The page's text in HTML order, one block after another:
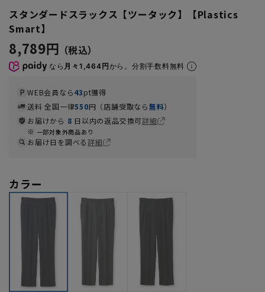
スタンダードスラックス【ツータック】【Plastics
Smart】
8,789円
なら 月々1,464円から。分割手数料無料
WEB会員なら43pt獲得
送料 全国一律550円（店舗受取なら無料）
お届けから 8 日以内の返品交換可詳細
一部対象外商品あり
お届け日を調べる詳細
カラー